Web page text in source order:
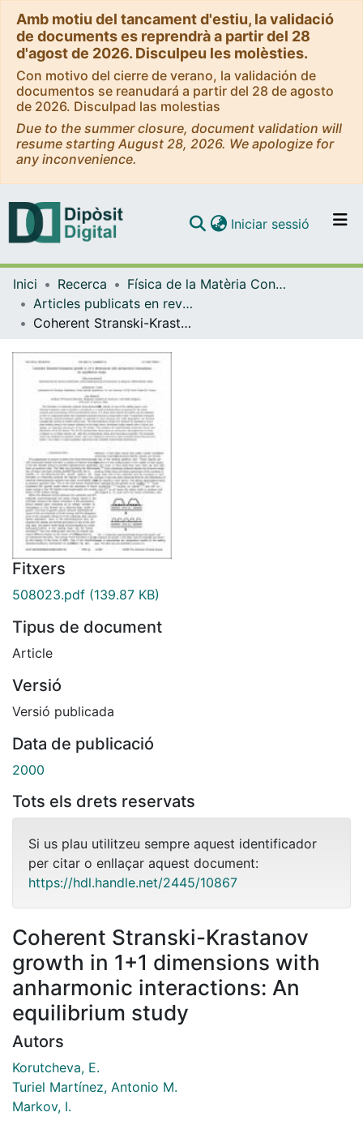
Amb motiu del tancament d'estiu, la validació
de documents es reprendrà a partir del 28
d'agost de 2026. Disculpeu les molèsties.
Con motivo del cierre de verano, la validación de
documentos se reanudará a partir del 28 de agosto
de 2026. Disculpad las molestias
Due to the summer closure, document validation will
resume starting August 28, 2026. We apologize for
any inconvenience.
Navega per tot el DD
Com publicar
Contacte
Iniciar sessió (current)
Inici Recerca
Física de la Matèria Condensada
Articles publicats en revistes (Física de la Matèria Condensada)
Coherent Stranski-Krastanov growth in 1+1 dimensions with anharmonic interactions: An equilibrium study
Fitxers
508023.pdf (139.87 KB)
Tipus de document
Article
Versió
Versió publicada
Data de publicació
2000
Tots els drets reservats
Si us plau utilitzeu sempre aquest identificador
per citar o enllaçar aquest document:
https://hdl.handle.net/2445/10867
Coherent Stranski-Krastanov
growth in 1+1 dimensions with
anharmonic interactions: An
equilibrium study
Autors
Korutcheva, E.
Turiel Martínez, Antonio M.
Markov, I.